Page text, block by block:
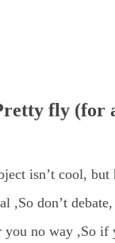
fly (for
isn’t cool,
don’t
no way ,So